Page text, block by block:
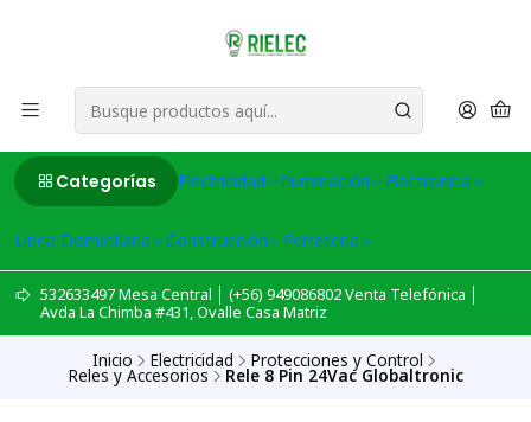
Categorías Electricidad Iluminación Electronica
Linea Domiciliaria Construcción Ferreteria
532633497 Mesa Central │ (+56) 949086802 Venta Telefónica │
Avda La Chimba #431, Ovalle Casa Matriz
Inicio Electricidad Protecciones y Control
Reles y Accesorios Rele 8 Pin 24Vac Globaltronic